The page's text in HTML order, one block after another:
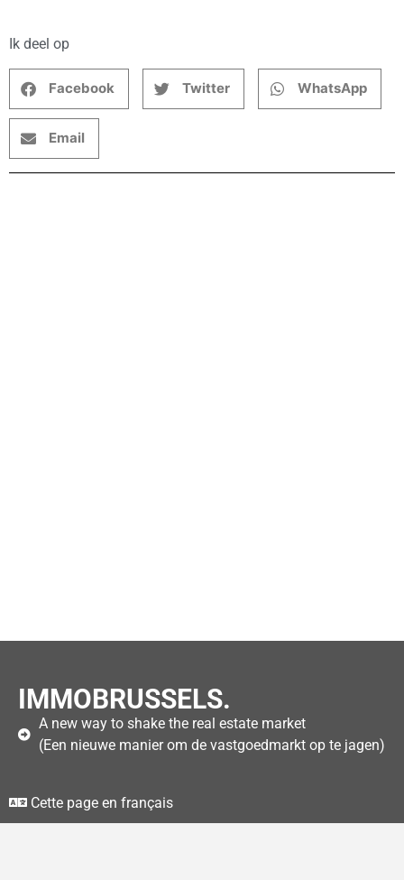
Ik deel op
Facebook Twitter WhatsApp
Email
IMMOBRUSSELS.
A new way to shake the real estate market
(Een nieuwe manier om de vastgoedmarkt op te jagen)
Cette page en français